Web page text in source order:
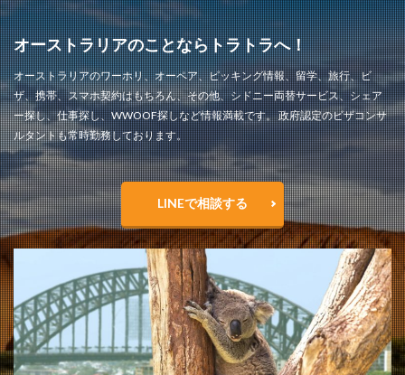
オーストラリアのことならトラトラへ！
オーストラリアのワーホリ、オーペア、ピッキング情報、留学、旅行、ビ
ザ、携帯、スマホ契約はもちろん、その他、シドニー両替サービス、シェア
ー探し、仕事探し、WWOOF探しなど情報満載です。 政府認定のビザコンサ
ルタントも常時勤務しております。
LINEで相談する